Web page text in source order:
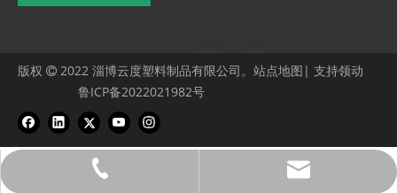
版权  2022 淄博云度塑料制品有限公司。 站点地图 | 支持领动
鲁ICP备2022021982号